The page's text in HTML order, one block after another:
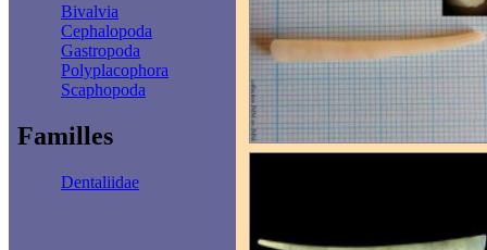
Bivalvia
Cephalopoda
Gastropoda
Polyplacophora
Scaphopoda
Familles
Dentaliidae